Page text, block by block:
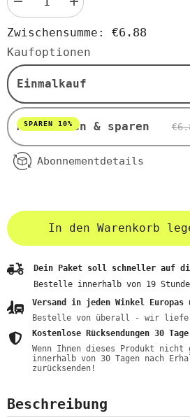
verringern
für
Karottenwurzelmazerat
50
ml
ETJA
Menge
erhöhen
Karottenwurzelmazerat
50
ml
ETJA
Zwischensumme: €6.88
Kaufoptionen
Einmalkauf
Abonnieren & sparen
SPAREN 10%
Abonnementdetails
In den Warenkorb
Dein Paket soll schneller auf
Bestelle innerhalb von 19
Versand in jeden Winkel Europas
Bestelle von überall - wir
Kostenlose Rücksendungen 30 Tage
Wenn Ihnen dieses Produkt
innerhalb von 30 Tagen nach
zurücksenden!
Beschreibung